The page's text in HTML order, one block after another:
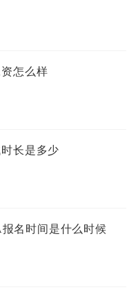
怎么样
长是多少
报名时间是什么时候